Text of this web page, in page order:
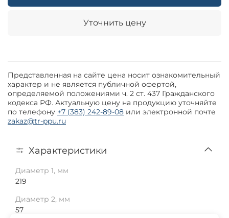
Уточнить цену
Представленная на сайте цена носит ознакомительный
характер и не является публичной офертой,
определяемой положениями ч. 2 ст. 437 Гражданского
кодекса РФ. Актуальную цену на продукцию уточняйте
по телефону +7 (383) 242-89-08 или электронной почте
zakaz@tr-ppu.ru
Характеристики
Диаметр 1, мм
219
Диаметр 2, мм
57